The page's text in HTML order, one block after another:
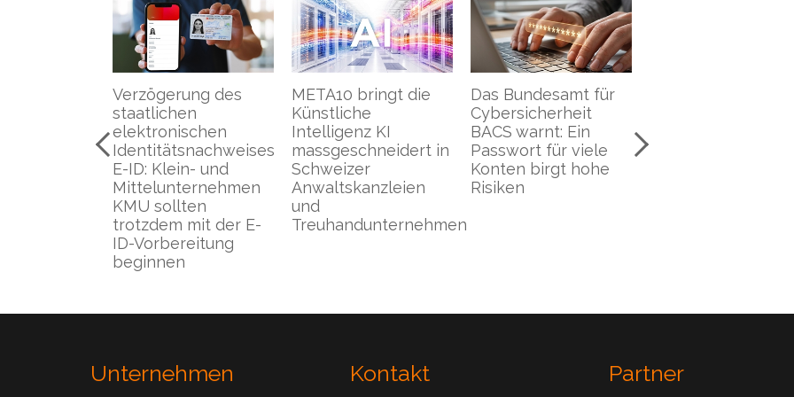
META10 bringt die
Künstliche
Intelligenz KI
massgeschneidert in
Schweizer
Anwaltskanzleien
und
Treuhandunternehmen
Das Bundesamt für
Cybersicherheit
BACS warnt: Ein
Passwort für viele
Konten birgt hohe
Risiken
ETH-Analyse zu
SEPPmail zeigt, wie
wichtig laufendes
Patch-Management
bei
Sicherheitsprodukten
Unternehmen Kontakt Partner